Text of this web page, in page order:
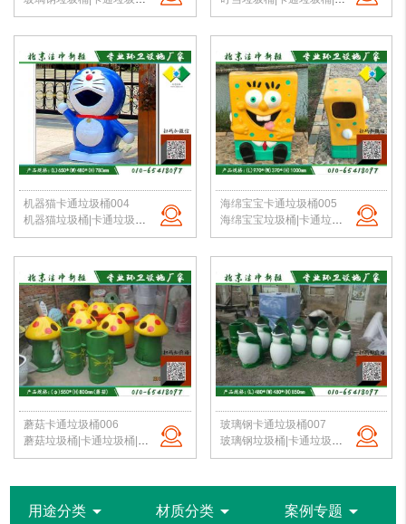
机器猫卡通垃圾桶004
机器猫垃圾桶|卡通垃圾桶|校园垃圾桶|幼儿园果皮箱|垃圾桶定制|北京洁净新雅
海绵宝宝卡通垃圾桶005
海绵宝宝垃圾桶|卡通垃圾桶|校园垃圾桶|幼儿园果皮箱|垃圾桶定制|北京洁净新雅
蘑菇卡通垃圾桶006
蘑菇垃圾桶|卡通垃圾桶|校园垃圾桶|幼儿园果皮箱|垃圾桶定制|北京洁净新雅
玻璃钢卡通垃圾桶007
玻璃钢垃圾桶|卡通垃圾桶|校园垃圾桶|幼儿园果皮箱|垃圾桶定制|北京洁净新雅
用途分类arrow_drop_down 材质分类 arrow_drop_down 案例专题 arrow_drop_down